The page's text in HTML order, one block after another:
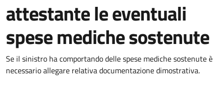
attestante le eventuali
spese mediche sostenute
Se il sinistro ha comportando delle spese mediche sostenute è
necessario allegare relativa documentazione dimostrativa.